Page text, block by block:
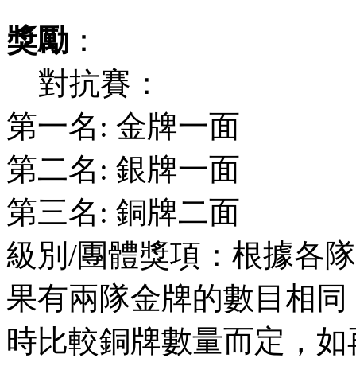
獎勵 ：
對抗賽：
第一名: 金牌一面
第二名: 銀牌一面
第三名: 銅牌二面
級別/團體獎項：根據各
果有兩隊金牌的數目相
時比較銅牌數量而定，